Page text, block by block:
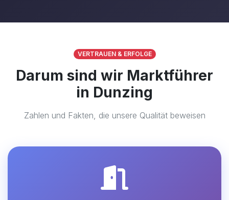
VERTRAUEN & ERFOLGE
Darum sind wir Marktführer
in Dunzing
Zahlen und Fakten, die unsere Qualität beweisen